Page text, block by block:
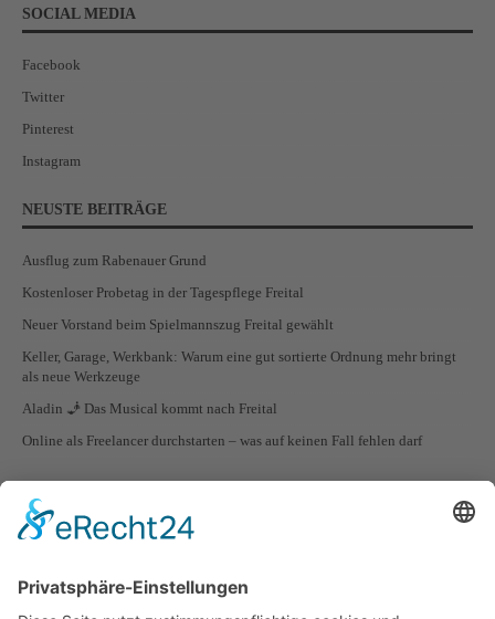
SOCIAL MEDIA
Facebook
Twitter
Pinterest
Instagram
NEUSTE BEITRÄGE
Ausflug zum Rabenauer Grund
Kostenloser Probetag in der Tagespflege Freital
Neuer Vorstand beim Spielmannszug Freital gewählt
Keller, Garage, Werkbank: Warum eine gut sortierte Ordnung mehr bringt
als neue Werkzeuge
Aladin 🧞 Das Musical kommt nach Freital
Online als Freelancer durchstarten – was auf keinen Fall fehlen darf
Freital Ortsteil Zauckerode